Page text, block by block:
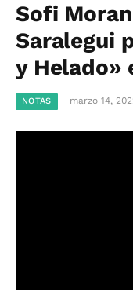
Sofi
Saralegui
y Helado»
NOTAS marzo 14,